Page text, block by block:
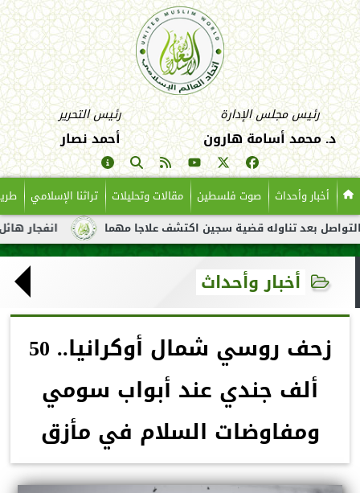
رئيس مجلس الإدارة
د. محمد أسامة هارون
رئيس التحرير
أحمد نصار
أخبار وأحداث صوت فلسطين مقالات وتحليلات تراثنا الإسلامي
انفجار هائل لناقلة تناوله قضية سجين اكتشف علاجا مهما
أخبار وأحداث
زحف روسي شمال أوكرانيا.. 50
ألف جندي عند أبواب سومي
ومفاوضات السلام في مأزق